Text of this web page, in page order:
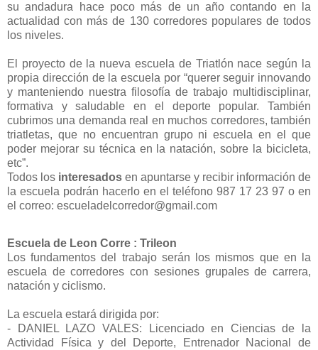
su andadura hace poco más de un año contando en la
actualidad con más de 130 corredores populares de todos
los niveles.
El proyecto de la nueva escuela de Triatlón nace según la
propia dirección de la escuela por “querer seguir innovando
y manteniendo nuestra filosofía de trabajo multidisciplinar,
formativa y saludable en el deporte popular. También
cubrimos una demanda real en muchos corredores, también
triatletas, que no encuentran grupo ni escuela en el que
poder mejorar su técnica en la natación, sobre la bicicleta,
etc”.
Todos los interesados en apuntarse y recibir información de
la escuela podrán hacerlo en el teléfono 987 17 23 97 o en
el correo: escueladelcorredor@gmail.com
Escuela de Leon Corre : Trileon
Los fundamentos del trabajo serán los mismos que en la
escuela de corredores con sesiones grupales de carrera,
natación y ciclismo.
La escuela estará dirigida por:
- DANIEL LAZO VALES: Licenciado en Ciencias de la
Actividad Física y del Deporte, Entrenador Nacional de